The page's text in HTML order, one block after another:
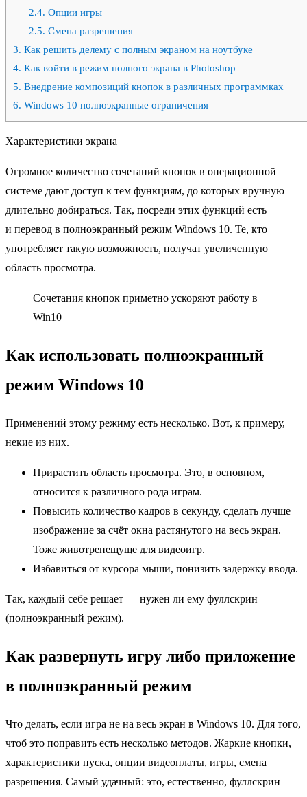
2.4. Опции игры
2.5. Смена разрешения
3. Как решить делему с полным экраном на ноутбуке
4. Как войти в режим полного экрана в Photoshop
5. Внедрение композиций кнопок в различных программках
6. Windows 10 полноэкранные ограничения
Характеристики экрана
Огромное количество сочетаний кнопок в операционной
системе дают доступ к тем функциям, до которых вручную
длительно добираться. Так, посреди этих функций есть
и перевод в полноэкранный режим Windows 10. Те, кто
употребляет такую возможность, получат увеличенную
область просмотра.
Сочетания кнопок приметно ускоряют работу в
Win10
Как использовать полноэкранный
режим Windows 10
Применений этому режиму есть несколько. Вот, к примеру,
некие из них.
Прирастить область просмотра. Это, в основном,
относится к различного рода играм.
Повысить количество кадров в секунду, сделать лучше
изображение за счёт окна растянутого на весь экран.
Тоже животрепещуще для видеоигр.
Избавиться от курсора мыши, понизить задержку ввода.
Так, каждый себе решает — нужен ли ему фуллскрин
(полноэкранный режим).
Как развернуть игру либо приложение
в полноэкранный режим
Что делать, если игра не на весь экран в Windows 10. Для того,
чтоб это поправить есть несколько методов. Жаркие кнопки,
характеристики пуска, опции видеоплаты, игры, смена
разрешения. Самый удачный: это, естественно, фуллскрин